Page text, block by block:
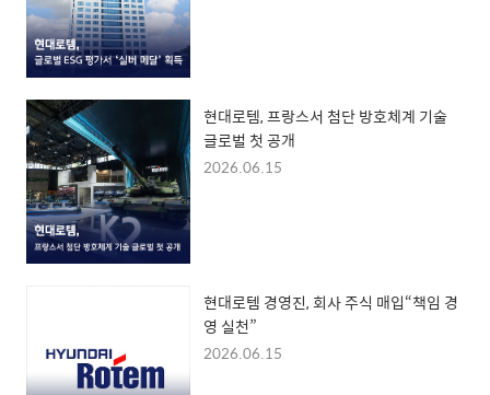
현대로템, 프랑스서 첨단 방호체계 기술
글로벌 첫 공개
2026.06.15
현대로템 경영진, 회사 주식 매입“책임 경
영 실천”
2026.06.15